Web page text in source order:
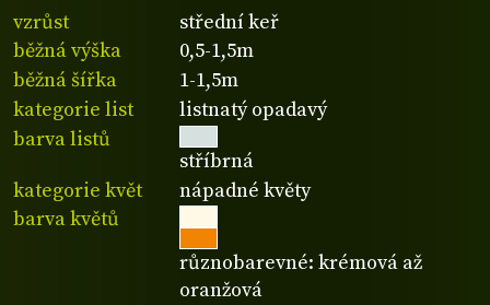
vzrůst
střední keř
běžná výška
0,5-1,5m
běžná šířka
1-1,5m
kategorie list
listnatý opadavý
barva listů
stříbrná
kategorie květ
nápadné květy
barva květů
různobarevné: krémová až
oranžová